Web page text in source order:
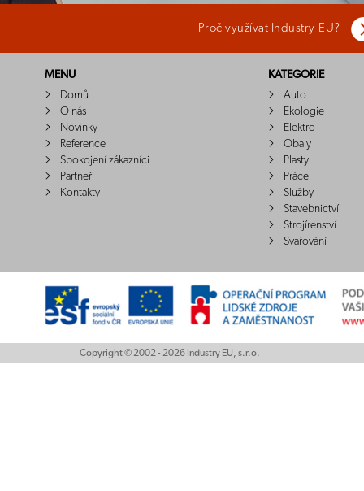
Proč využívat Industry-EU?
MENU
Domů
O nás
Novinky
Reference
Spokojení zákazníci
Partneři
Kontakty
KATEGORIE
Auto
Ekologie
Elektro
Obaly
Plasty
Práce
Služby
Stavebnictví
Strojírenství
Svařování
Copyright © 2002 - 2026 Industry EU, s.r.o.